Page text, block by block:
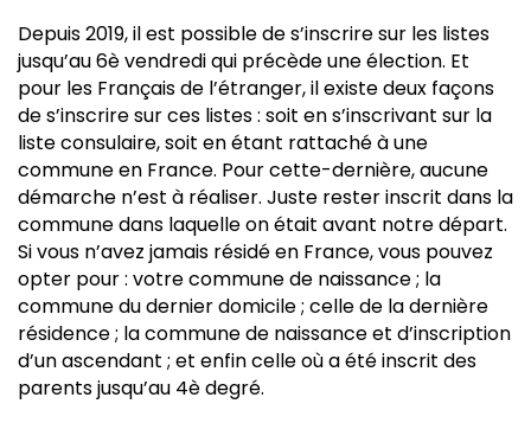
Depuis 2019, il est possible de s’inscrire sur les listes
jusqu’au 6è vendredi qui précède une élection. Et
pour les Français de l’étranger, il existe deux façons
de s’inscrire sur ces listes : soit en s’inscrivant sur la
liste consulaire, soit en étant rattaché à une
commune en France. Pour cette-dernière, aucune
démarche n’est à réaliser. Juste rester inscrit dans la
commune dans laquelle on était avant notre départ.
Si vous n’avez jamais résidé en France, vous pouvez
opter pour : votre commune de naissance ; la
commune du dernier domicile ; celle de la dernière
résidence ; la commune de naissance et d’inscription
d’un ascendant ; et enfin celle où a été inscrit des
parents jusqu’au 4è degré.